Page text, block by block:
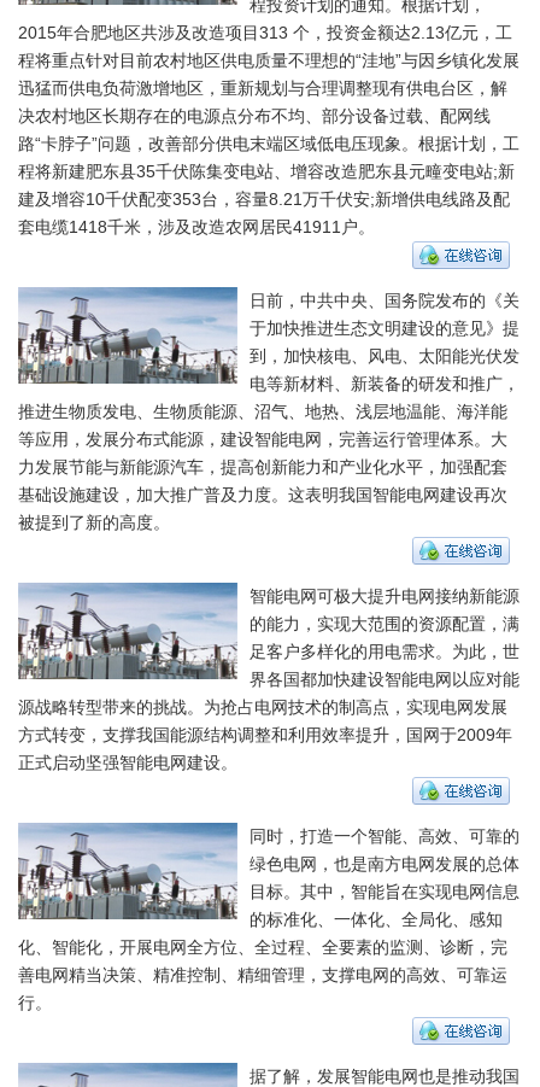
程投资计划的通知。根据计划，
2015年合肥地区共涉及改造项目313 个，投资金额达2.13亿元，工
程将重点针对目前农村地区供电质量不理想的“洼地”与因乡镇化发展
迅猛而供电负荷激增地区，重新规划与合理调整现有供电台区，解
决农村地区长期存在的电源点分布不均、部分设备过载、配网线
路“卡脖子”问题，改善部分供电末端区域低电压现象。根据计划，工
程将新建肥东县35千伏陈集变电站、增容改造肥东县元疃变电站;新
建及增容10千伏配变353台，容量8.21万千伏安;新增供电线路及配
套电缆1418千米，涉及改造农网居民41911户。
日前，中共中央、国务院发布的《关
于加快推进生态文明建设的意见》提
到，加快核电、风电、太阳能光伏发
电等新材料、新装备的研发和推广，
推进生物质发电、生物质能源、沼气、地热、浅层地温能、海洋能
等应用，发展分布式能源，建设智能电网，完善运行管理体系。大
力发展节能与新能源汽车，提高创新能力和产业化水平，加强配套
基础设施建设，加大推广普及力度。这表明我国智能电网建设再次
被提到了新的高度。
智能电网可极大提升电网接纳新能源
的能力，实现大范围的资源配置，满
足客户多样化的用电需求。为此，世
界各国都加快建设智能电网以应对能
源战略转型带来的挑战。为抢占电网技术的制高点，实现电网发展
方式转变，支撑我国能源结构调整和利用效率提升，国网于2009年
正式启动坚强智能电网建设。
同时，打造一个智能、高效、可靠的
绿色电网，也是南方电网发展的总体
目标。其中，智能旨在实现电网信息
的标准化、一体化、全局化、感知
化、智能化，开展电网全方位、全过程、全要素的监测、诊断，完
善电网精当决策、精准控制、精细管理，支撑电网的高效、可靠运
行。
据了解，发展智能电网也是推动我国